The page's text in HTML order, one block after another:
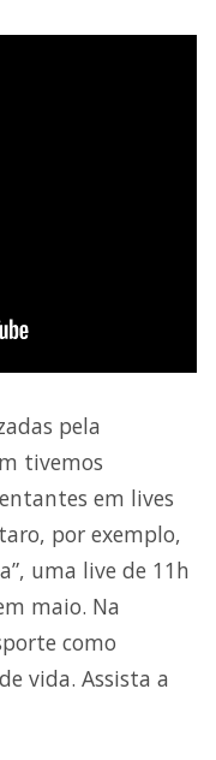
pela
tivemos
em lives
por exemplo,
uma live de 11h
maio. Na
como
vida. Assista a